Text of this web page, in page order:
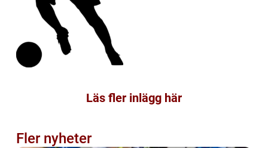
Läs fler inlägg här
Fler nyheter